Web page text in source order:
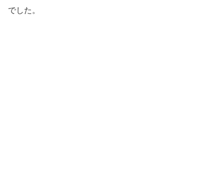
でした。